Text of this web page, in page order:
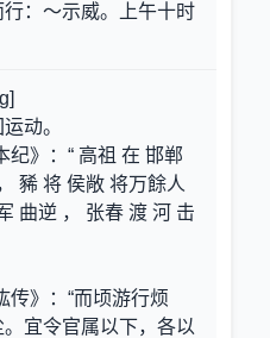
：～示威。上午十时
动。
纪》：“ 高祖 在 邯郸
豨 将 侯敞 将万餘人
曲逆 ， 张春 渡 河 击
传》：“而顷游行烦
宜令官属以下，各以